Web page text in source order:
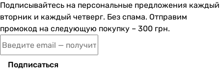
Подписывайтесь на персональные предложения каждый
вторник и каждый четверг. Без спама. Отправим
промокод на следующую покупку – 300 грн.
Подписаться